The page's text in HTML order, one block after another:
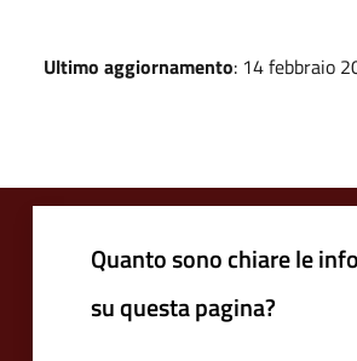
Ultimo aggiornamento: 14 febbraio
Quanto sono chiare le
su questa pagina?